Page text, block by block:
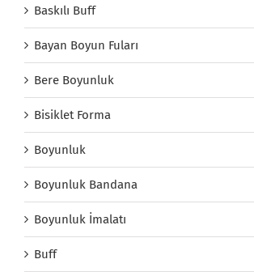
Baskılı Buff
Bayan Boyun Fuları
Bere Boyunluk
Bisiklet Forma
Boyunluk
Boyunluk Bandana
Boyunluk İmalatı
Buff